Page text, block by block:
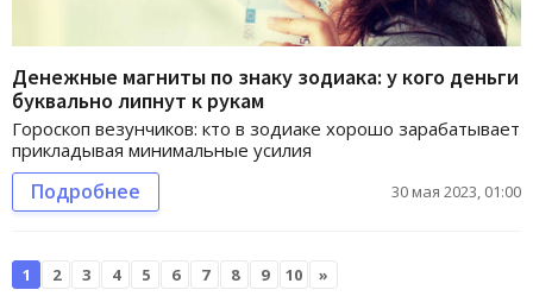
Денежные магниты по знаку зодиака: у кого деньги
буквально липнут к рукам
Гороскоп везунчиков: кто в зодиаке хорошо зарабатывает
прикладывая минимальные усилия
Подробнее 30 мая 2023, 01:00
1 2 3 4 5 6 7 8 9 10 »